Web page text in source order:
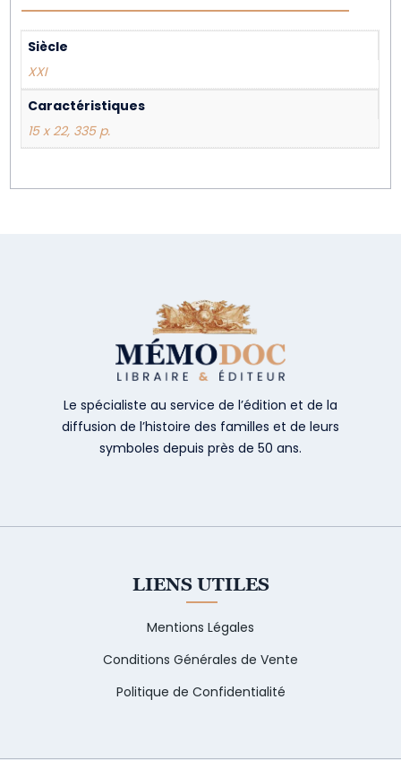
Siècle
XXI
Caractéristiques
15 x 22, 335 p.
Le spécialiste au service de l’édition et de la
diffusion de l’histoire des familles et de leurs
symboles depuis près de 50 ans.
LIENS UTILES
Mentions Légales
Conditions Générales de Vente
Politique de Confidentialité